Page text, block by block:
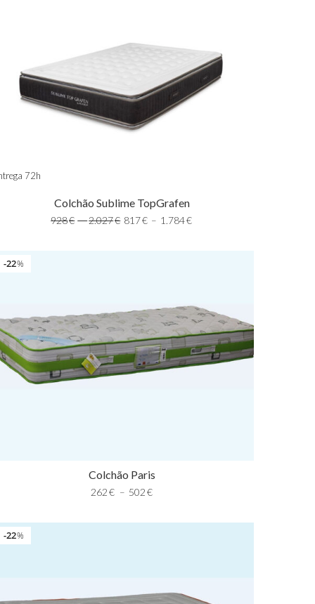
72h
Colchão Sublime TopGrafen
928€ –2.027€ 817€ – 1.784€
%
22
Colchão Paris
262€ – 502€
%
22